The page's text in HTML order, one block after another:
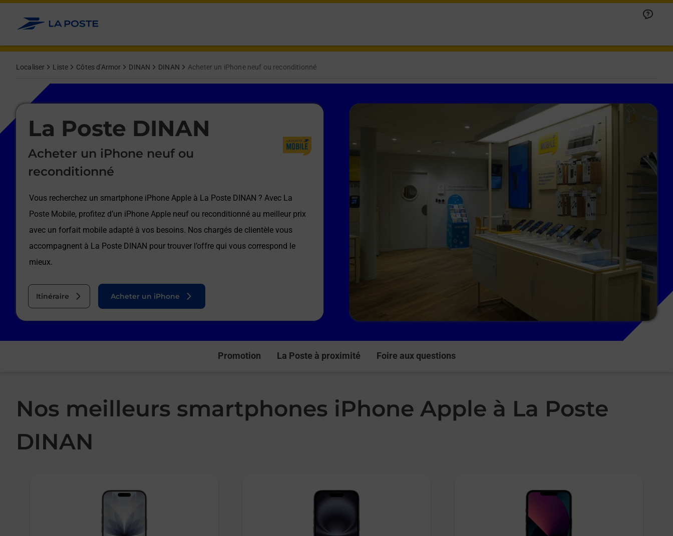
Allez au contenu
Localiser Liste Côtes d'Armor DINAN DINAN Acheter un iPhone neuf ou reconditionné
La Poste DINAN
Acheter un iPhone neuf ou
reconditionné
Vous recherchez un smartphone iPhone Apple à La Poste DINAN ? Avec La
Poste Mobile, profitez d’un iPhone Apple neuf ou reconditionné au meilleur prix
avec un forfait mobile adapté à vos besoins. Nos chargés de clientèle vous
accompagnent à La Poste DINAN pour trouver l’offre qui vous correspond le
mieux.
Itinéraire
Le lien s'ouvre dans un nouvel onglet
Acheter un iPhone
Promotion La Poste à proximité Foire aux questions
Nos meilleurs smartphones iPhone Apple à La Poste
DINAN
Le lien s'ouvre dans un nouvel onglet
Afficher ou masquer la réponse
Afficher ou masquer la réponse
Afficher ou masquer la réponse
Afficher ou masquer la réponse
Afficher ou masquer la réponse
Afficher ou masquer la réponse